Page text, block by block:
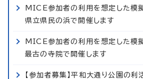
MICE参加者の利用を想定した模
県立県民の浜で開催します
MICE参加者の利用を想定した模
最古の寺院で開催します
【参加者募集】平和大通り公園の利